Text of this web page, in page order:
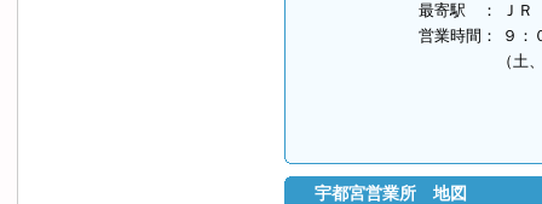
最寄駅 ： ＪＲ
営業時間： ９：
（土、日、
宇都宮営業所　地図